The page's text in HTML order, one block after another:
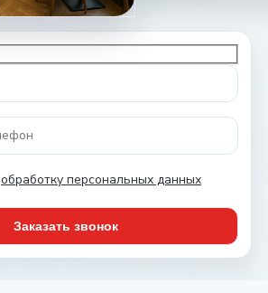
обработку персональных данных